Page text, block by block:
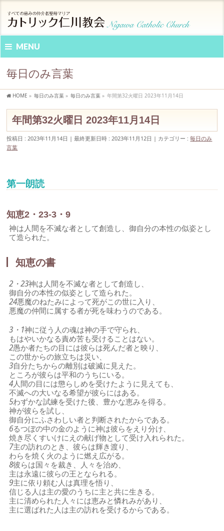
MENU
毎日のみ言葉
HOME » 毎日のみ言葉 » 毎日のみ言葉 » 年間第32火曜日 2023年11月14日
年間第32火曜日 2023年11月14日
投稿日 : 2023年11月14日 最終更新日時 : 2023年11月12日 カテゴリー :毎日のみ
言葉
第一朗読
知恵2・23-3・9
神は人間を不滅な者として創造し、御自分の本性の似姿とし
て造られた。
知恵の書
2・23神は人間を不滅な者として創造し、
御自分の本性の似姿として造られた。
24悪魔のねたみによって死がこの世に入り、
悪魔の仲間に属する者が死を味わうのである。
3・1神に従う人の魂は神の手で守られ、
もはやいかなる責め苦も受けることはない。
2愚か者たちの目には彼らは死んだ者と映り、
この世からの旅立ちは災い、
3自分たちからの離別は破滅に見えた。
ところが彼らは平和のうちにいる。
4人間の目には懲らしめを受けたように見えても、
不滅への大いなる希望が彼らにはある。
5わずかな試練を受けた後、豊かな恵みを得る。
神が彼らを試し、
御自分にふさわしい者と判断されたからである。
6るつぼの中の金のように神は彼らをえり分け、
焼き尽くすいけにえの献げ物として受け入れられた。
7主の訪れのとき、彼らは輝き渡り、
わらを焼く火のように燃え広がる。
8彼らは国々を裁き、人々を治め、
主は永遠に彼らの王となられる。
9主に依り頼む人は真理を悟り、
信じる人は主の愛のうちに主と共に生きる。
主に清められた人々には恵みと憐れみがあり、
主に選ばれた人は主の訪れを受けるからである。